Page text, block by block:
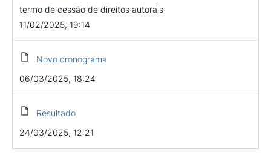
termo de cessão de direitos autorais
11/02/2025, 19:14
Novo cronograma
06/03/2025, 18:24
Resultado
24/03/2025, 12:21